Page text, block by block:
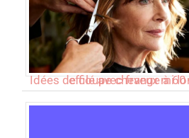
Idées de coupe cheveux mi long dégradé effilé avec